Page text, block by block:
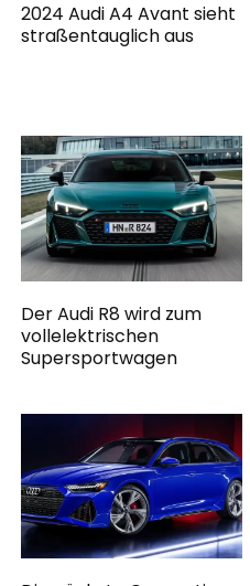
2024 Audi A4 Avant sieht
straßentauglich aus
Der Audi R8 wird zum
vollelektrischen
Supersportwagen